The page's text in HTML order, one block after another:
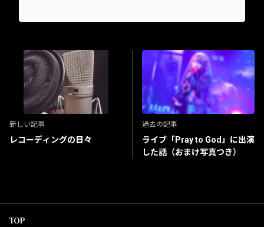
新しい記事
レコーディングの日々
過去の記事
ライブ「Pray to God」に出演
した話（おまけ写真つき）
TOP